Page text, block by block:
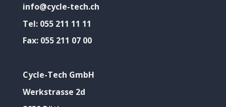
info@cycle-tech.ch
Tel: 055 211 11 11
Fax: 055 211 07 00
Cycle-Tech GmbH
Werkstrasse 2d